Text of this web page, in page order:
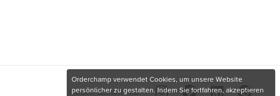
Finden Sie uns hier
Orderchamp verwendet Cookies, um unsere Website
persönlicher zu gestalten. Indem Sie fortfahren, akzeptieren